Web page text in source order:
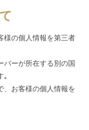
様の個人情報を第三者
バーが所在する別の国
｡
、お客様の個人情報を